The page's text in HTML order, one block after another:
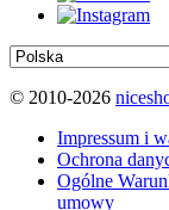
© 2010-2026
Impressum i
Ochrona
Ogólne
umowy